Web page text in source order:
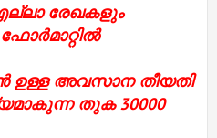
രേഖകളും
ഉള്ള അവസാന തീയതി
തുക 30000